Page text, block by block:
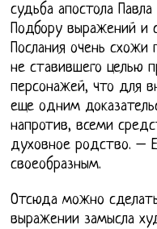
судьба апостола
Подбору выражений и
Послания очень
не ставившего целью
персонажей, что для
еще одним
напротив, всеми
духовное родство. –
своеобразным.
Отсюда можно
выражении замысла